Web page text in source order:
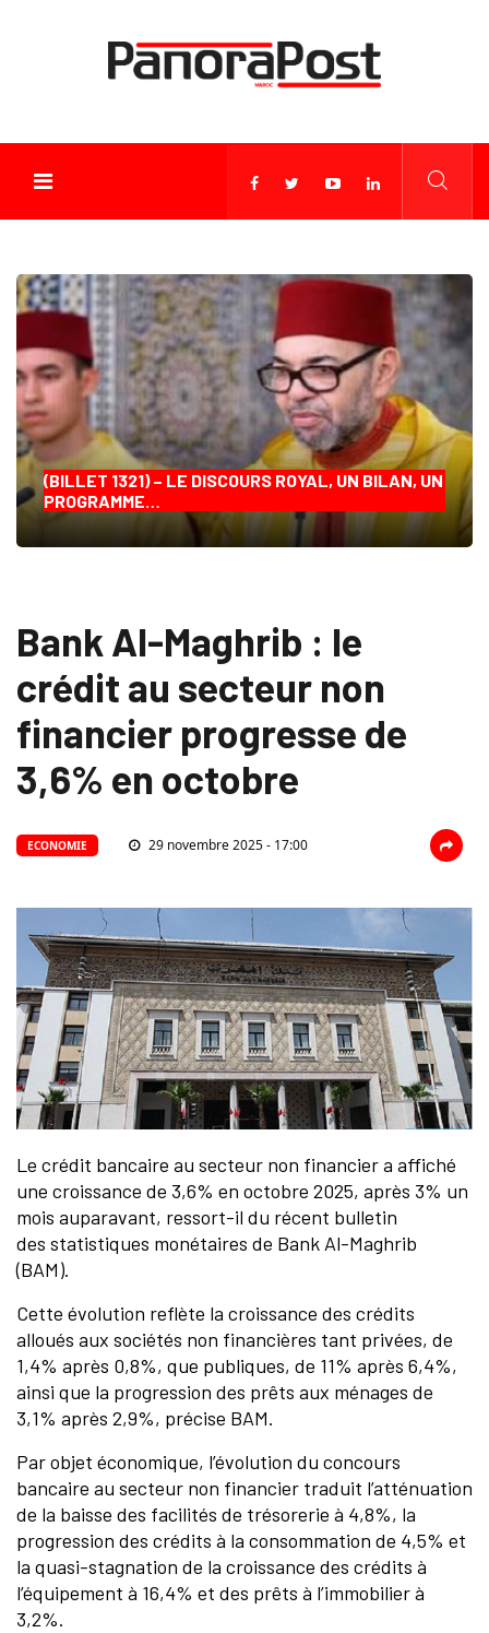
(BILLET 1321) – LE DISCOURS ROYAL, UN BILAN, UN
PROGRAMME…
Bank Al-Maghrib : le
crédit au secteur non
financier progresse de
3,6% en octobre
ECONOMIE 29 novembre 2025 - 17:00
Le crédit bancaire au secteur non financier a affiché
une croissance de 3,6% en octobre 2025, après 3% un
mois auparavant, ressort-il du récent bulletin
des statistiques monétaires de Bank Al-Maghrib
(BAM).
Cette évolution reflète la croissance des crédits
alloués aux sociétés non financières tant privées, de
1,4% après 0,8%, que publiques, de 11% après 6,4%,
ainsi que la progression des prêts aux ménages de
3,1% après 2,9%, précise BAM.
Par objet économique, l’évolution du concours
bancaire au secteur non financier traduit l’atténuation
de la baisse des facilités de trésorerie à 4,8%, la
progression des crédits à la consommation de 4,5% et
la quasi-stagnation de la croissance des crédits à
l’équipement à 16,4% et des prêts à l’immobilier à
3,2%.